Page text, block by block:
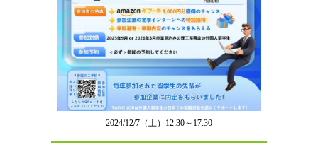
2024/12/7（土）12:30～17:30